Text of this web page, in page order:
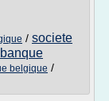
/ societe
banque
belgique /